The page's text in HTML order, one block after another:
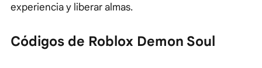
experiencia y liberar almas.
Códigos de Roblox Demon Soul